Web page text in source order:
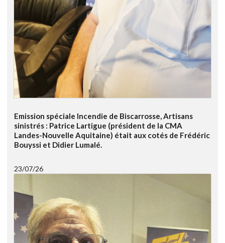
Emission spéciale Incendie de Biscarrosse, Artisans
sinistrés : Patrice Lartigue (président de la CMA
Landes-Nouvelle Aquitaine) était aux cotés de Frédéric
Bouyssi et Didier Lumalé.
23/07/26